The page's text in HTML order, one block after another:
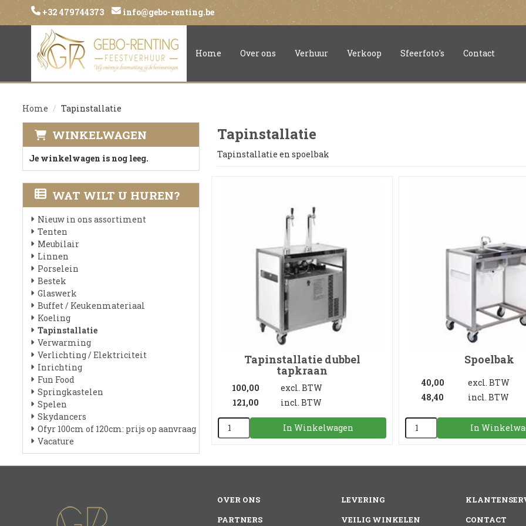
+32 479744373 info@gebo-renting.be
Home Over ons Verhuur Verkoop Sfeerfoto's Contact
Home Tapinstallatie
WINKELWAGEN
Je winkelwagen is nog leeg.
WAT WILT U HUREN?
Nieuw in ons assortiment
Tenten
Meubilair
Linnen
Porselein
Bestek
Glaswerk
Buffet / Keukenmateriaal
Koeling
Tapinstallatie
Verwarming
Verlichting / Elektriciteit
Inrichting
Fun Food
Springkastelen
Spelen
Skydancers
Ofyr 100cm of 120cm: prijs op aanvraag
Vacature
Tapinstallatie
Tapinstallatie en spoelbak
Tapinstallatie dubbel
tapkraan
100,00
excl. BTW
121,00
incl. BTW
In Winkelwagen
Spoelbak
40,00
excl. BTW
48,40
incl. BTW
In
OVER ONS
PARTNERS
LEVERING
VEILIG WINKELEN
CONTACT